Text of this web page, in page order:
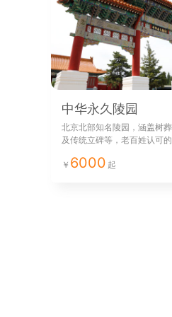
中华永久陵园
北京北部知名陵园，涵盖树
及传统立碑等，老百姓认可
6000